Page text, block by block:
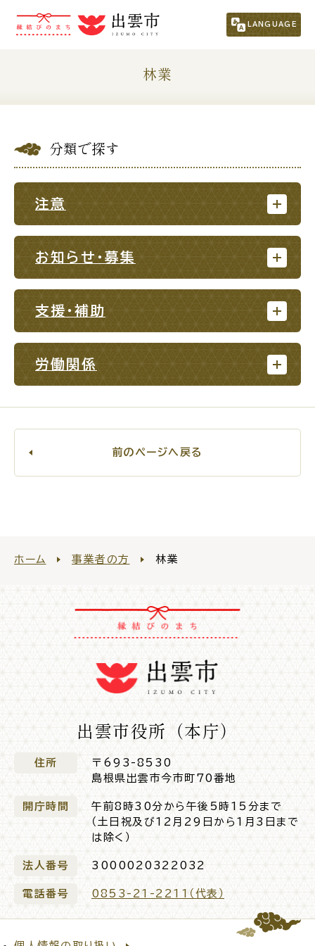
LANGUAGE
市民の方 （くらし・行政・議会）
観光される方
移住・定住をお考えの方
For Foreigners
新着情報一覧
ふるさと納税
場面 探
妊娠・出産 子育て
就職・転職・退職
目的
林業
分類で探す
注意
お知らせ・募集
支援・補助
労働関係
前のページへ戻る
ホーム 事業者の方 林業
出雲市役所（本庁）
住所
〒693-8530
島根県出雲市今市町70番地
開庁時間
午前8時30分から午後5時15分まで
（土日祝及び12月29日から1月3日まで
は除く）
法人番号 3000020322032
電話番号 0853-21-2211（代表）